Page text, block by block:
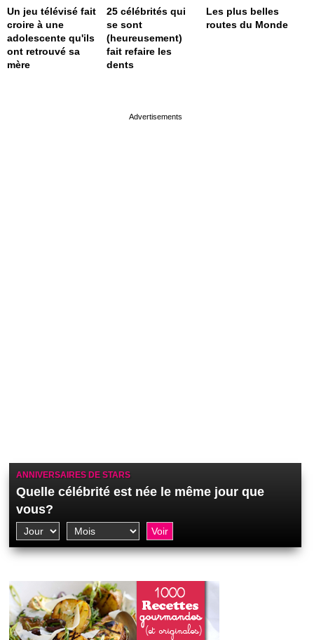
Un jeu télévisé fait
croire à une
adolescente qu'ils
ont retrouvé sa
mère
25 célébrités qui
se sont
(heureusement)
fait refaire les
dents
Les plus belles
routes du Monde
ANNIVERSAIRES DE STARS
Quelle célébrité est née le même jour que
vous?